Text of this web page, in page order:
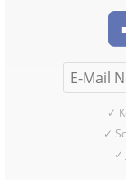
✓
✓
✓